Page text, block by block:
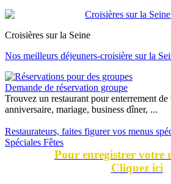
Croisières sur la Seine
Nos meilleurs déjeuners-croisière sur la
Demande de réservation groupe
Trouvez un restaurant pour enterrement de
anniversaire, mariage, business dîner, ...
Restaurateurs, faites figurer vos menus
Spéciales Fêtes
Pour enregistrer votre
Cliquez ici